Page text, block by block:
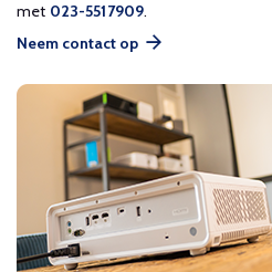
met 023-5517909.
Neem contact op